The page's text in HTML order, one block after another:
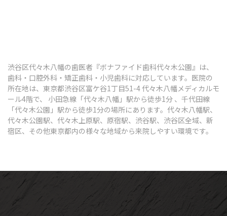
渋谷区代々木八幡の歯医者『ボナファイド歯科代々木公園』は、
歯科・口腔外科・矯正歯科・小児歯科に対応しています。医院の
所在地は、東京都渋谷区富ケ谷1丁目51-4 代々木八幡メディカルモ
ール4階で、 小田急線「代々木八幡」駅から徒歩1分 、千代田線
「代々木公園」駅から徒歩1分の場所にあります。代々木八幡駅、
代々木公園駅、代々木上原駅、原宿駅、渋谷駅、渋谷区全域、新
宿区、その他東京都内の様々な地域から来院しやすい環境です。
口腔がん検診
予防歯科・定期健診